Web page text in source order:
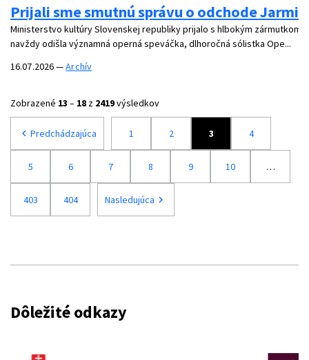
Prijali sme smutnú správu o odchode
Ministerstvo kultúry Slovenskej republiky prijalo s hlbokým zármutkom
navždy odišla významná operná speváčka, dlhoročná sólistka Ope...
16.07.2026—Archív
Zobrazené 13 – 18 z 2419výsledkov
chevron_left Predchádzajúca 1 2 3 4
5 6 7 8 9 10 …
403 404 Nasledujúca chevron_right
Dôležité odkazy